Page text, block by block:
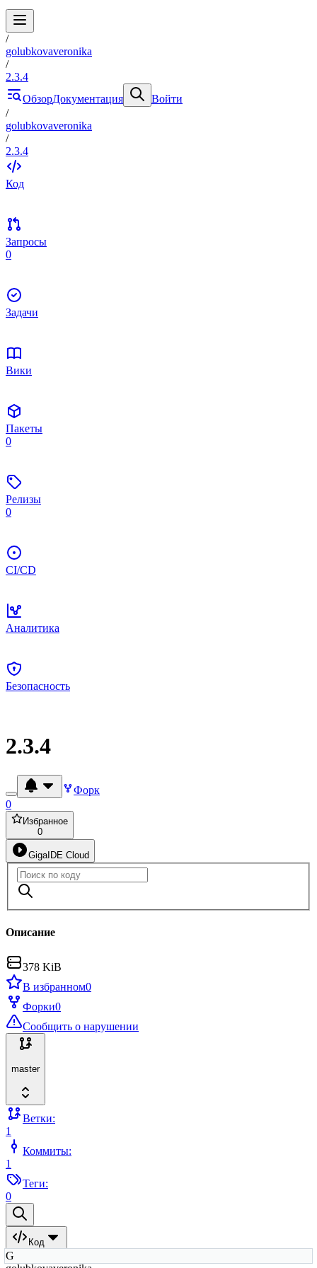
/
golubkovaveronika
/
2.3.4
ОбзорДокументация
Войти
/
golubkovaveronika
/
2.3.4
Код
Запросы
0
Задачи
Вики
Пакеты
0
Релизы
0
CI/CD
Аналитика
Безопасность
2.3.4
Форк
0
Избранное
0
GigaIDE Cloud
Описание
378 KiB
В избранном0
Форки0
Сообщить о нарушении
master
Ветки:
1
Коммиты:
1
Теги:
0
Код
G